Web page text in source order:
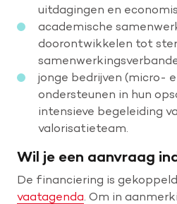
uitdagingen en
academische
doorontwikkelen tot
jonge bedrijven (micro-
ondersteunen in hun
intensieve begeleiding
valorisatieteam.
Wil je een aanvraag
De financiering is
vaatagenda . Om in